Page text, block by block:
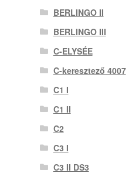
BERLINGO II
BERLINGO III
C-ELYSÉE
C-keresztező 4007
C1 I
C1 II
C2
C3 I
C3 II DS3